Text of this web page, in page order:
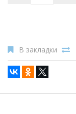
В закладки